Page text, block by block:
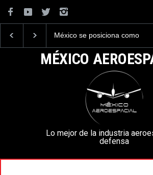
La industria naval mexicana
la Armada de México
MÉXICO
Lo mejor de la industria
defensa